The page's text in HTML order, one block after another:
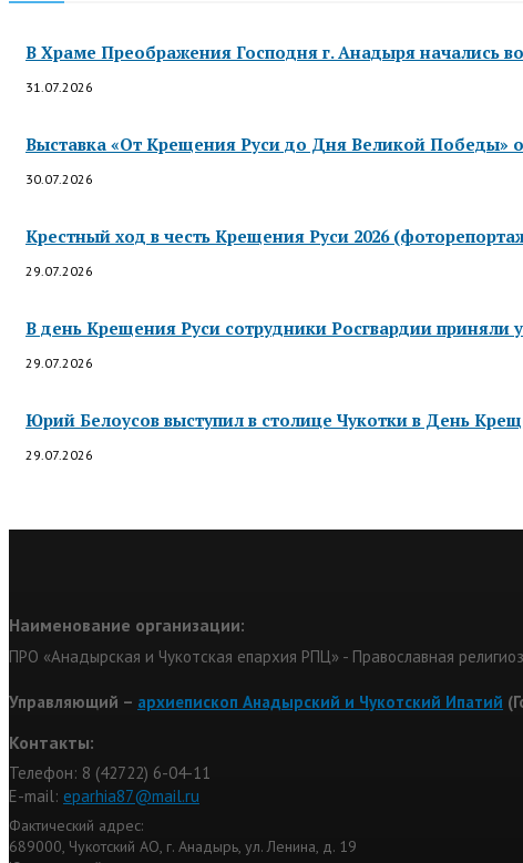
В Храме Преображения Господня г. Анадыря начались
31.07.2026
Выставка «От Крещения Руси до Дня Великой Победы»
30.07.2026
Крестный ход в честь Крещения Руси 2026
29.07.2026
В день Крещения Руси сотрудники Росгвардии приняли
29.07.2026
Юрий Белоусов выступил в столице Чукотки в День
29.07.2026
Наименование организации:
ПРО «Анадырская и Чукотская епархия РПЦ» - Православная
Управляющий – архиепископ Анадырский и Чукотский Ипатий
Контакты:
Телефон: 8 (42722) 6-04-11
Е-mail: eparhia87@mail.ru
Фактический адрес:
689000, Чукотский АО, г. Анадырь, ул. Ленина, д. 19